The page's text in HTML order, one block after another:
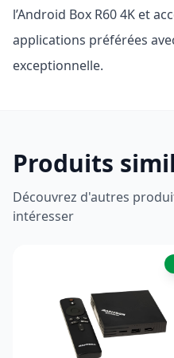
l’Android Box R60 4K et
applications préférées
exceptionnelle.
Produits
Découvrez d'autres
intéresser